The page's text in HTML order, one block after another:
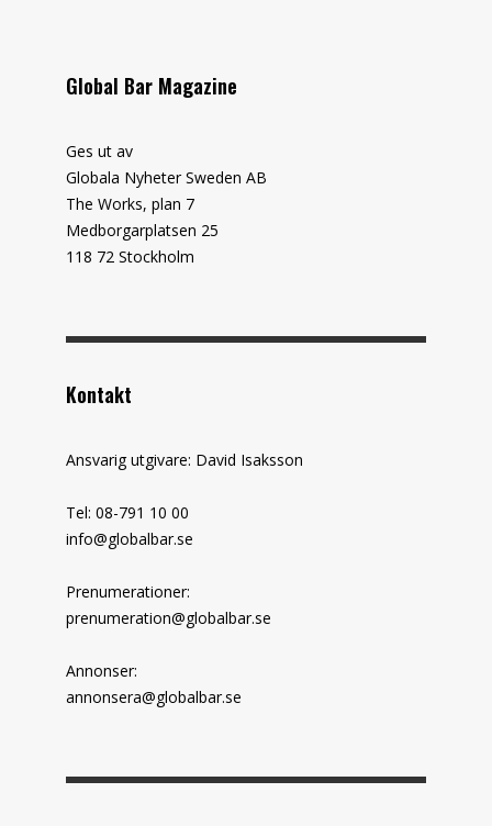
Global Bar Magazine
Ges ut av
Globala Nyheter Sweden AB
The Works, plan 7
Medborgarplatsen 25
118 72 Stockholm
Kontakt
Ansvarig utgivare: David Isaksson
Tel: 08-791 10 00
info@globalbar.se
Prenumerationer:
prenumeration@globalbar.se
Annonser:
annonsera@globalbar.se